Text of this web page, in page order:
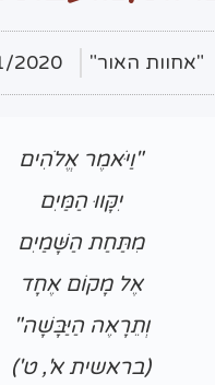
"אחוות האור" 2020
"וַיֹּאמֶר אֱלֹהִים
יִקָּווּ הַמַּיִם
מִתַּחַת הַשָּׁמַיִם
אֶל מָקוֹם אֶחָד
וְתֵרָאֶה הַיַּבָּשָׁה"
(בראשית א', ט')